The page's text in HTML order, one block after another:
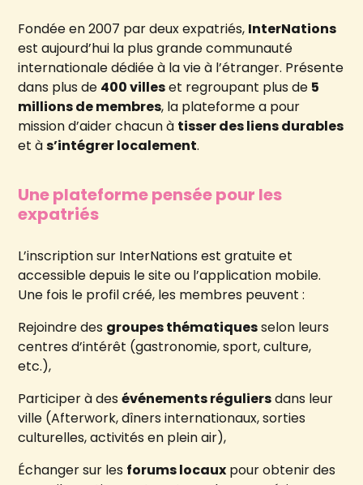
Fondée en 2007 par deux expatriés, InterNations
est aujourd’hui la plus grande communauté
internationale dédiée à la vie à l’étranger. Présente
dans plus de 400 villeset regroupant plus de 5
millions de membres, la plateforme a pour
mission d’aider chacun à tisser des liens durables
et às’intégrer localement.
Une plateforme pensée pour les
expatriés
L’inscription sur InterNations est gratuite et
accessible depuis le site ou l’application mobile.
Une fois le profil créé, les membres peuvent :
Rejoindre des groupes thématiquesselon leurs
centres d’intérêt (gastronomie, sport, culture,
etc.),
Participer à desévénements réguliersdans leur
ville (Afterwork, dîners internationaux, sorties
culturelles, activités en plein air),
Échanger sur les forums locaux pour obtenir des